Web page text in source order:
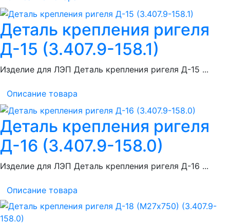
Деталь крепления ригеля
Д-15 (3.407.9-158.1)
Изделие для ЛЭП Деталь крепления ригеля Д-15 ...
Описание товара
Деталь крепления ригеля
Д-16 (3.407.9-158.0)
Изделие для ЛЭП Деталь крепления ригеля Д-16 ...
Описание товара